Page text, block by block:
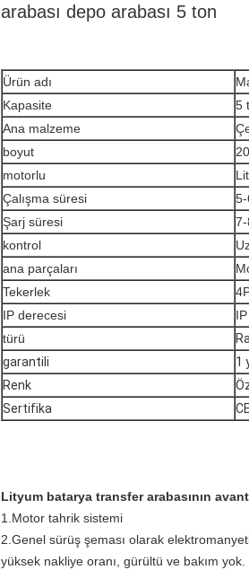
arabası depo arabası 5 ton
Ürün adı
Kapasite
5
Ana malzeme
boyut
motorlu
Çalışma süresi
Şarj süresi
kontrol
ana parçaları
Tekerlek
IP derecesi
türü
garantili
1
Renk
Sertifika
Lityum batarya transfer arabasının
1.Motor tahrik sistemi
2.Genel sürüş şeması olarak
yüksek nakliye oranı, gürültü ve bakım yok.